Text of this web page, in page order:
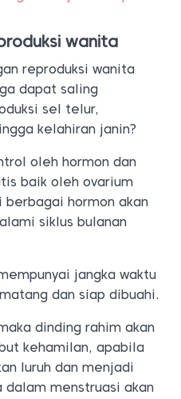
wanita
reproduksi wanita
dapat saling
sel telur,
kelahiran janin?
oleh hormon dan
baik oleh ovarium
hormon akan
siklus bulanan
jangka waktu
dan siap dibuahi.
dinding rahim akan
kehamilan, apabila
luruh dan menjadi
menstruasi akan